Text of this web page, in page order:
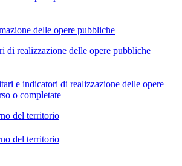
delle opere pubbliche
di realizzazione delle opere pubbliche
e indicatori di realizzazione delle opere
o completate
del territorio
del territorio